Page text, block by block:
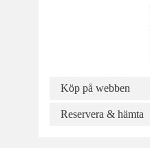
Köp på webben
Reservera & hämta